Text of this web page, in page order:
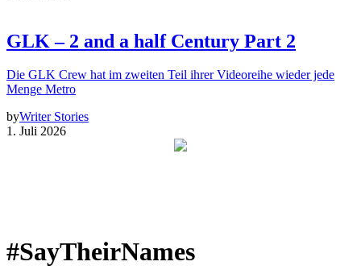
GLK – 2 and a half Century Part 2
Die GLK Crew hat im zweiten Teil ihrer Videoreihe wieder jede
Menge Metro
byWriter Stories
1. Juli 2026
#SayTheirNames